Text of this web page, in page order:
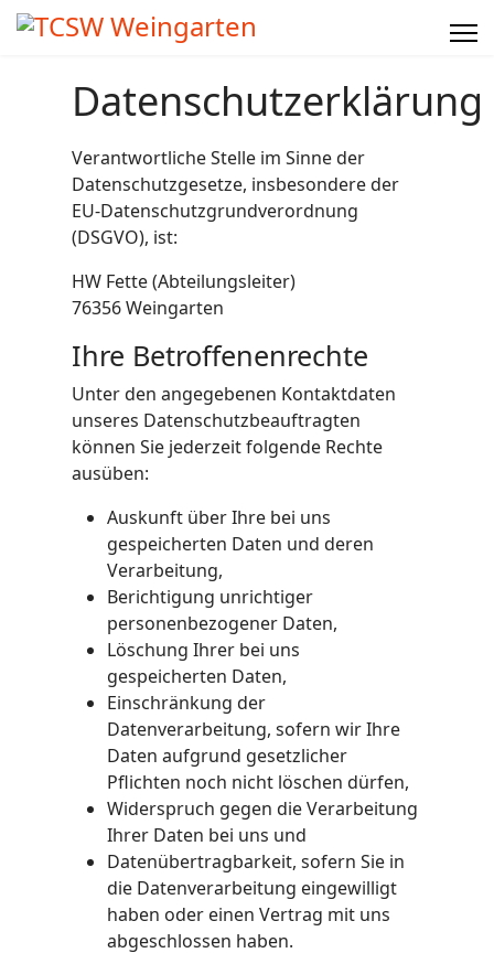
Datenschutzerklärung
Verantwortliche Stelle im Sinne der
Datenschutzgesetze, insbesondere der
EU-Datenschutzgrundverordnung
(DSGVO), ist:
HW Fette (Abteilungsleiter)
76356 Weingarten
Ihre Betroffenenrechte
Unter den angegebenen Kontaktdaten
unseres Datenschutzbeauftragten
können Sie jederzeit folgende Rechte
ausüben:
Auskunft über Ihre bei uns
gespeicherten Daten und deren
Verarbeitung,
Berichtigung unrichtiger
personenbezogener Daten,
Löschung Ihrer bei uns
gespeicherten Daten,
Einschränkung der
Datenverarbeitung, sofern wir Ihre
Daten aufgrund gesetzlicher
Pflichten noch nicht löschen dürfen,
Widerspruch gegen die Verarbeitung
Ihrer Daten bei uns und
Datenübertragbarkeit, sofern Sie in
die Datenverarbeitung eingewilligt
haben oder einen Vertrag mit uns
abgeschlossen haben.